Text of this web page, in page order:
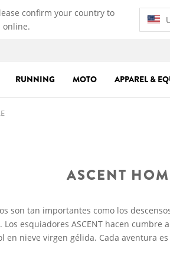
confirm your country to
online.
RUNNING MOTO APPAREL &
ASCENT
son tan importantes como los
esquiadores ASCENT hacen
en nieve virgen gélida. Cada aventura